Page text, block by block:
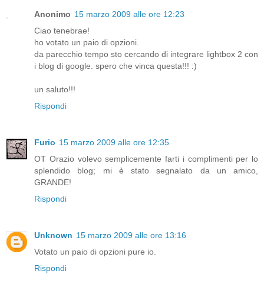
Anonimo 15 marzo 2009 alle ore 12:23
Ciao tenebrae!
ho votato un paio di opzioni.
da parecchio tempo sto cercando di integrare lightbox 2 con
i blog di google. spero che vinca questa!!! :)
un saluto!!!
Rispondi
Furio 15 marzo 2009 alle ore 12:35
OT Orazio volevo semplicemente farti i complimenti per lo
splendido blog; mi è stato segnalato da un amico,
GRANDE!
Rispondi
Unknown 15 marzo 2009 alle ore 13:16
Votato un paio di opzioni pure io.
Rispondi